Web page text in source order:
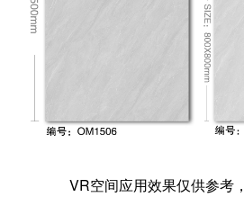
VR空间应用效果仅供参考